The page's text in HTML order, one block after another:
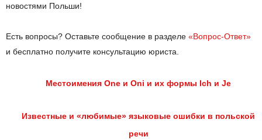
новостями Польши!
Есть вопросы? Оставьте сообщение в разделе «Вопрос-Ответ»
и бесплатно получите консультацию юриста.
Местоимения One и Oni и их формы Ich и Je
Известные и «любимые» языковые ошибки в польской
речи